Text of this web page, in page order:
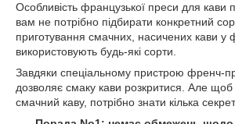
Особливість французької преси для кави
вам не потрібно підбирати конкретний
приготування смачних, насичених кави у
використовують будь-які сорти.
Завдяки спеціальному пристрою френч-
дозволяє смаку кави розкритися. Але щоб
смачний каву, потрібно знати кілька